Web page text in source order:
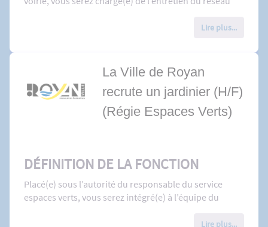
Savoir utiliser le camion hydrocureur
Conduire un poids lourd
Missions secondaires : entretien des plages, de la
tractopelle
Sécuriser les désordres sur la voie publique :
nids de poules, …
Participer à l’entretien de la voirie : salage de la
chaussée en hiver, plages ou diverses missions
Lire plus...
La Ville de Royan
recrute un jardinier (H/F)
(Régie Espaces Verts)
DÉFINITION DE LA FONCTION
Placé(e) sous l’autorité du responsable du service
espaces verts, vous serez intégré(e) à l’équipe du
Lire plus...